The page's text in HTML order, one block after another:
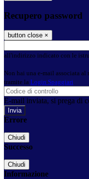
Recupero password
button close ×
all'indirizzo indicato con le
Non hai una e-mail associata
tramite la Login Spaggiari
E-mail inviata, si prega di
Errore
Chiudi
Successo
Chiudi
Informazione